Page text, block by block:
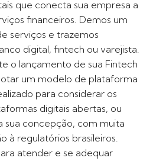
que conecta sua empresa a
financeiros. Demos um
serviços e trazemos
digital, fintech ou varejista.
o lançamento de sua Fintech
um modelo de plataforma
para considerar os
digitais abertas, ou
sua concepção, com muita
à regulatórios brasileiros.
atender e se adequar